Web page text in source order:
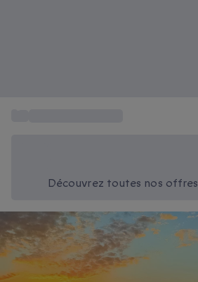
Découvrez toutes nos offres